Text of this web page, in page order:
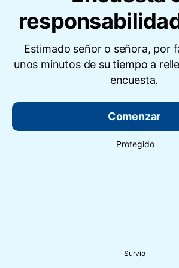
Estimado señor o señora, por
unos minutos de su tiempo a
encuesta.
Comenzar
Protegido
Survio